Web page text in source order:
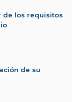
de los requisitos
de su